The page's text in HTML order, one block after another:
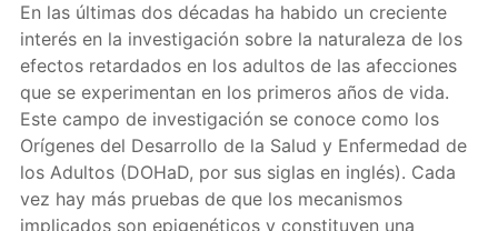
En las últimas dos décadas ha habido un creciente
interés en la investigación sobre la naturaleza de los
efectos retardados en los adultos de las afecciones
que se experimentan en los primeros años de vida.
Este campo de investigación se conoce como los
Orígenes del Desarrollo de la Salud y Enfermedad de
los Adultos (DOHaD, por sus siglas en inglés). Cada
vez hay más pruebas de que los mecanismos
implicados son epigenéticos y constituyen una